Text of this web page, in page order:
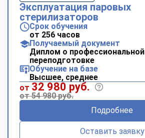
Эксплуатация паровых
стерилизаторов
Срок обучения
от 256 часов
Получаемый документ
Диплом о профессиональной
переподготовке
Обучение на базе
Высшее, среднее
от 32 980 руб.
от 54 980 руб.
Подробнее
Оставить заявку